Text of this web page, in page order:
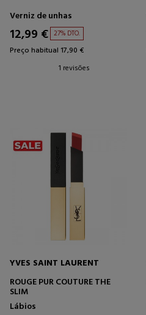
Verniz de unhas
12,99 € 27% DTO.
Preço habitual 17,90 €
1 revisões
YVES SAINT LAURENT
ROUGE PUR COUTURE THE
SLIM
Lábios